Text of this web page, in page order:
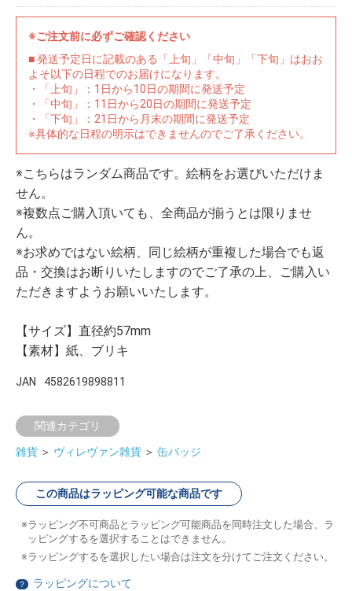
※ご注文前に必ずご確認ください
■ 発送予定日に記載のある「上旬」「中旬」「下旬」はおお
よそ以下の日程でのお届けになります。
・「上旬」：1日から10日の期間に発送予定
・「中旬」：11日から20日の期間に発送予定
・「下旬」：21日から月末の期間に発送予定
※具体的な日程の明示はできませんのでご了承ください。
※こちらはランダム商品です。絵柄をお選びいただけま
せん。
※複数点ご購入頂いても、全商品が揃うとは限りませ
ん。
※お求めではない絵柄、同じ絵柄が重複した場合でも返
品・交換はお断りいたしますのでご了承の上、ご購入い
ただきますようお願いいたします。
【サイズ】直径約57mm
【素材】紙、ブリキ
JAN 4582619898811
関連カテゴリ
雑貨 ＞ ヴィレヴァン雑貨 ＞ 缶バッジ
この商品はラッピング可能な商品です
ラッピング不可商品とラッピング可能商品を同時注文した場合、ラ
ッピングするを選択することはできません。
ラッピングするを選択したい場合は注文を分けてご注文ください。
？ ラッピングについて
ーター
アダルトグ
ッズ